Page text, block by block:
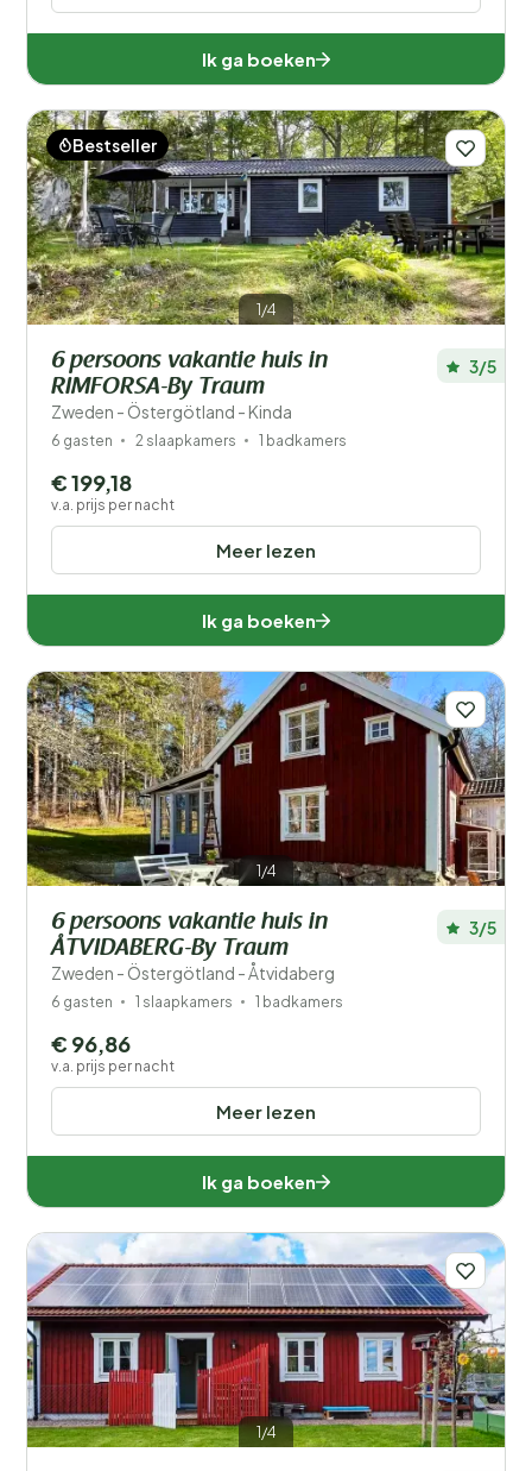
Ik ga boeken
1/4
Bestseller
6 persoons vakantie huis in
RIMFORSA-By Traum
Zweden - Östergötland - Kinda
3/5
6 gasten 2 slaapkamers 1 badkamers
Meer lezen
€ 199,18
v.a. prijs per nacht
Ik ga boeken
1/4
6 persoons vakantie huis in
ÅTVIDABERG-By Traum
Zweden - Östergötland - Åtvidaberg
3/5
6 gasten 1 slaapkamers 1 badkamers
Meer lezen
€ 96,86
v.a. prijs per nacht
Ik ga boeken
1/4